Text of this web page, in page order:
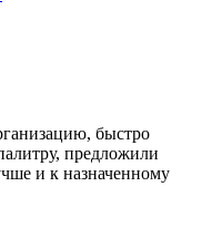
быстро
предложили
и к назначенному